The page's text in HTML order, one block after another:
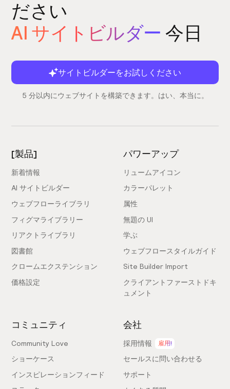
ださい
AI サイトビルダー 今日
サイトビルダーをお試しください
5 分以内にウェブサイトを構築できます。はい、本当に。
[製品]
新着情報
AI サイトビルダー
ウェブフローライブラリ
フィグマライブラリー
リアクトライブラリ
図書館
クロームエクステンション
価格設定
パワーアップ
リュームアイコン
カラーパレット
属性
無題の UI
学ぶ
ウェブフロースタイルガイド
Site Builder Import
クライアントファーストドキ
ュメント
コミュニティ
Community Love
ショーケース
インスピレーションフィード
会社
採用情報 雇用!
セールスに問い合わせる
サポート